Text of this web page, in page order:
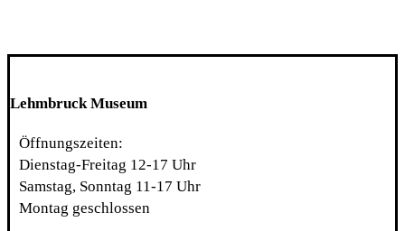
Lehmbruck Museum
Öffnungszeiten:
Dienstag-Freitag 12-17 Uhr
Samstag, Sonntag 11-17 Uhr
Montag geschlossen